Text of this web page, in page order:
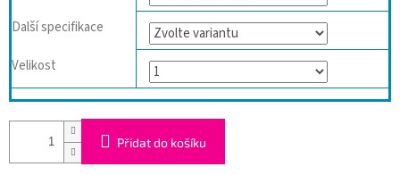
Další specifikace
Velikost
Přidat do košíku